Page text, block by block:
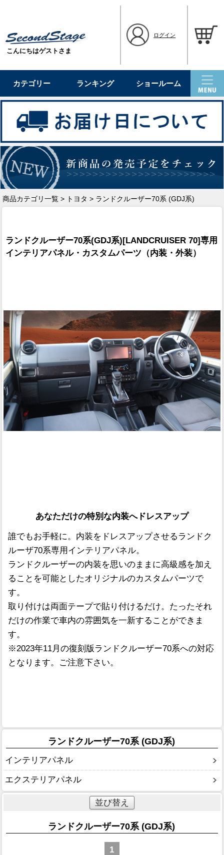
こんにちはゲストさま
ログイン
カテゴリー ランキング ショールーム
商品カテゴリ一覧 > トヨタ > ランドクルーザー70系 (GDJ系)
ランドクルーザー70系(GDJ系)[LANDCRUISER 70]専用
インテリアパネル・カスタムパーツ（内装・外装）
あなただけの特別な内装へドレスアップ
誰でもお手軽に。内装をドレスアップさせるランドク
ルーザ70系専用インテリアパネル。
ランドクルーザーの内装を思いのままに高級感を加え
ることを可能としたオリジナルのカスタムパーツで
す。
取り付けは両面テープで貼り付けるだけ。たったそれ
だけの作業で車内の雰囲気を一新することができま
す。
※2023年11月の復刻版ランドクルーザー70系への対応
となります。ご注意下さい。
ランドクルーザー70系 (GDJ系)
インテリアパネル
エクステリアパネル
並び替え
ランドクルーザー70系 (GDJ系)
1